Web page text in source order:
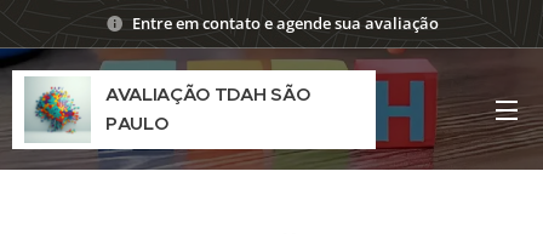
Entre em contato e agende sua avaliação
AVALIAÇÃO TDAH SÃO
PAULO